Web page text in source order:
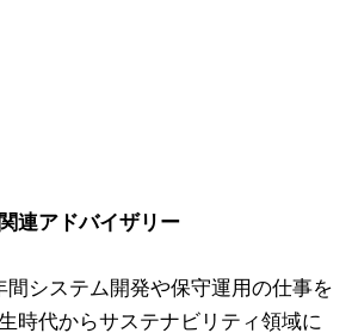
連アドバイザリー
間システム開発や保守運用の仕事を
時代からサステナビリティ領域に